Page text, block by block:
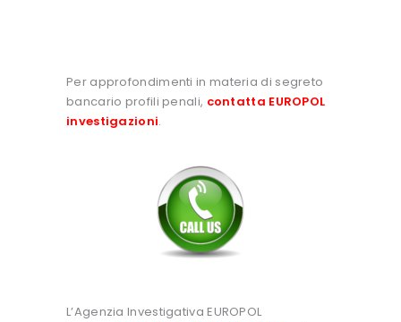
Per approfondimenti in materia di segreto
bancario profili penali, contatta EUROPOL
investigazioni.
L’Agenzia Investigativa EUROPOL